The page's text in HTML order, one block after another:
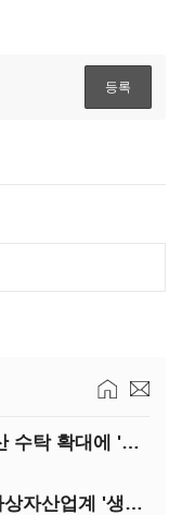
콜드월렛도 안심 못해…가상자산 수탁 확대에 '보안 시험대'
높아진 부채비율 200% 문턱…가상자산업계 '생존 시험대'